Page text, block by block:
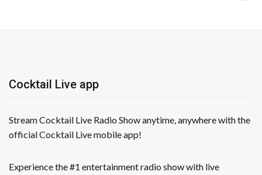
Cocktail Live app
Stream Cocktail Live Radio Show anytime, anywhere with the
official Cocktail Live mobile app!
Experience the #1 entertainment radio show with live